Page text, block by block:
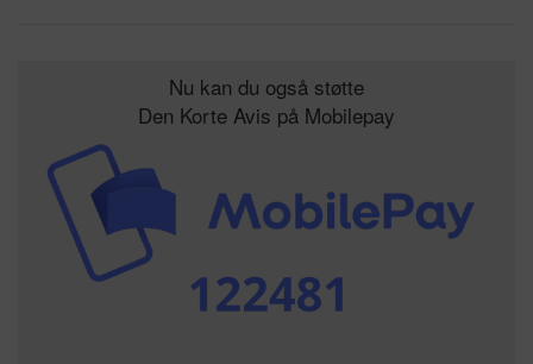
Nu kan du også støtte
Den Korte Avis på Mobilepay